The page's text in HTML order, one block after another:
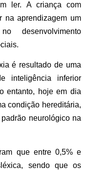
ler. A criança com
na aprendizagem um
desenvolvimento
é resultado de uma
inteligência inferior
entanto, hoje em dia
condição hereditária,
neurológico na
que entre 0,5% e
sendo que os